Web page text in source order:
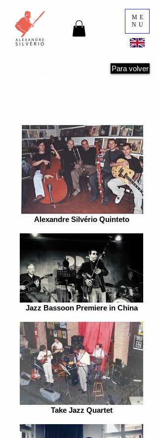
ME
NU
Para volver
Alexandre Silvério Quinteto
Jazz Bassoon Premiere in China
Take Jazz Quartet